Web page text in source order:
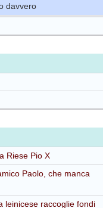
davvero
Riese Pio X
Paolo, che manca
leinicese raccoglie fondi